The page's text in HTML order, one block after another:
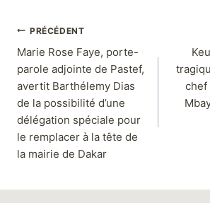
PRÉCÉDENT
Marie Rose Faye, porte-
parole adjointe de Pastef,
avertit Barthélemy Dias
de la possibilité d’une
délégation spéciale pour
le remplacer à la tête de
la mairie de Dakar
chef